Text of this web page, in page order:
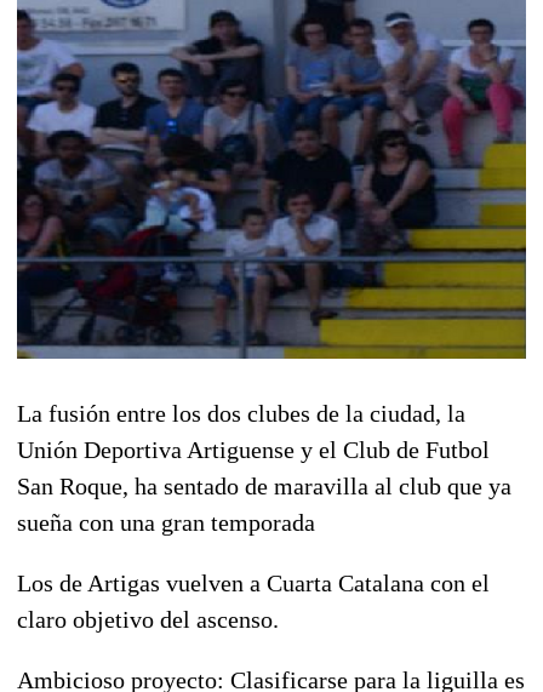
La fusión entre los dos clubes de la ciudad, la
Unión Deportiva Artiguense y el Club de Futbol
San Roque, ha sentado de maravilla al club que ya
sueña con una gran temporada
Los de Artigas vuelven a Cuarta Catalana con el
claro objetivo del ascenso.
Ambicioso proyecto: Clasificarse para la liguilla es